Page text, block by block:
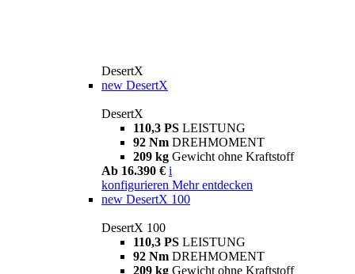
DesertX
new DesertX
DesertX
110,3 PS LEISTUNG
92 Nm DREHMOMENT
209 kg Gewicht ohne Kraftstoff
Ab 16.390 € i
konfigurieren Mehr entdecken
new DesertX 100
DesertX 100
110,3 PS LEISTUNG
92 Nm DREHMOMENT
209 kg Gewicht ohne Kraftstoff